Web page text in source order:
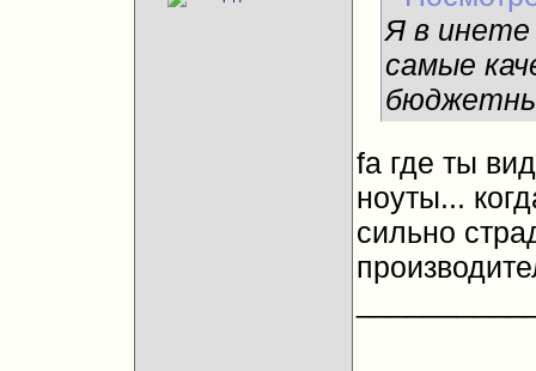
Я в инете
самые
fа где ты
ноуты...
сильно